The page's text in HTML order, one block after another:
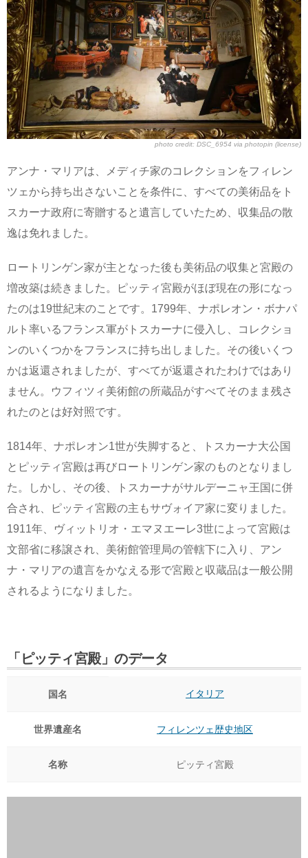
photo credit: DSC_6954 via photopin (license)
アンナ・マリアは、メディチ家のコレクションをフィレン
ツェから持ち出さないことを条件に、すべての美術品をト
スカーナ政府に寄贈すると遺言していたため、収集品の散
逸は免れました。
ロートリンゲン家が主となった後も美術品の収集と宮殿の
増改築は続きました。ピッティ宮殿がほぼ現在の形になっ
たのは19世紀末のことです。1799年、ナポレオン・ボナパ
ルト率いるフランス軍がトスカーナに侵入し、コレクショ
ンのいくつかをフランスに持ち出しました。その後いくつ
かは返還されましたが、すべてが返還されたわけではあり
ません。ウフィツィ美術館の所蔵品がすべてそのまま残さ
れたのとは好対照です。
1814年、ナポレオン1世が失脚すると、トスカーナ大公国
とピッティ宮殿は再びロートリンゲン家のものとなりまし
た。しかし、その後、トスカーナがサルデーニャ王国に併
合され、ピッティ宮殿の主もサヴォイア家に変りました。
1911年、ヴィットリオ・エマヌエーレ3世によって宮殿は
文部省に移譲され、美術館管理局の管轄下に入り、アン
ナ・マリアの遺言をかなえる形で宮殿と収蔵品は一般公開
されるようになりました。
「ピッティ宮殿」のデータ
国名 イタリア
世界遺産名 フィレンツェ歴史地区
名称 ピッティ宮殿